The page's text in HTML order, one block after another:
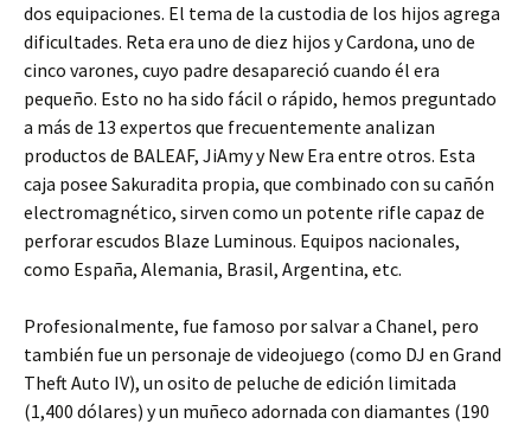
dos equipaciones. El tema de la custodia de los hijos agrega
dificultades. Reta era uno de diez hijos y Cardona, uno de
cinco varones, cuyo padre desapareció cuando él era
pequeño. Esto no ha sido fácil o rápido, hemos preguntado
a más de 13 expertos que frecuentemente analizan
productos de BALEAF, JiAmy y New Era entre otros. Esta
caja posee Sakuradita propia, que combinado con su cañón
electromagnético, sirven como un potente rifle capaz de
perforar escudos Blaze Luminous. Equipos nacionales,
como España, Alemania, Brasil, Argentina, etc.
Profesionalmente, fue famoso por salvar a Chanel, pero
también fue un personaje de videojuego (como DJ en Grand
Theft Auto IV), un osito de peluche de edición limitada
(1,400 dólares) y un muñeco adornada con diamantes (190